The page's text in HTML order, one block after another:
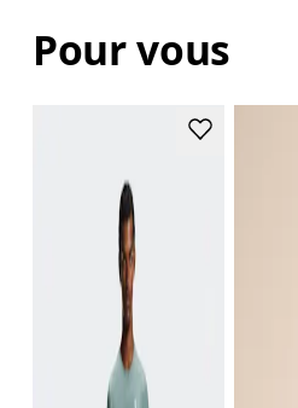
Pour vous